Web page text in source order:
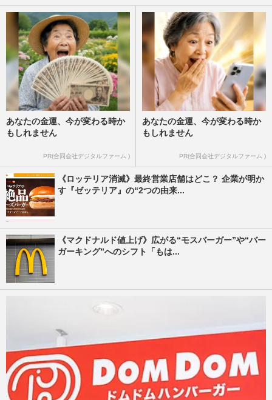
あなたの金運、今が変わる時か
もしれません
PR(合同会社デジタルファーム )
あなたの金運、今が変わる時か
もしれません
PR(合同会社デジタルファーム )
《ロッテリア消滅》最終営業店舗はどこ？ 企業が明か
す『ゼッテリア』の“2つの由来...
《マクドナルド値上げ》広がる“モスバーガー”や“バー
ガーキング”へのシフト「もは...